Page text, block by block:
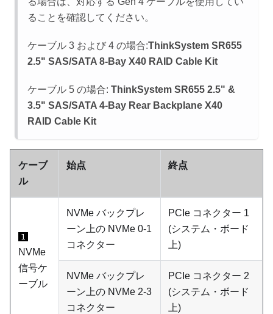
ることを確認してください。
ケーブル 3 および 4 の場合:ThinkSystem SR655
2.5" SAS/SATA 8-Bay X40 RAID Cable Kit
ケーブル 5 の場合: ThinkSystem SR655 2.5" &
3.5" SAS/SATA 4-Bay Rear Backplane X40
RAID Cable Kit
ケーブ
ル
始点 終点
1
NVMe
信号ケ
ーブル
NVMe バックプレ
ーン上の NVMe 0-1
コネクター
PCIe コネクター 1
(システム・ボード
上)
NVMe バックプレ
ーン上の NVMe 2-3
コネクター
PCIe コネクター 2
(システム・ボード
上)